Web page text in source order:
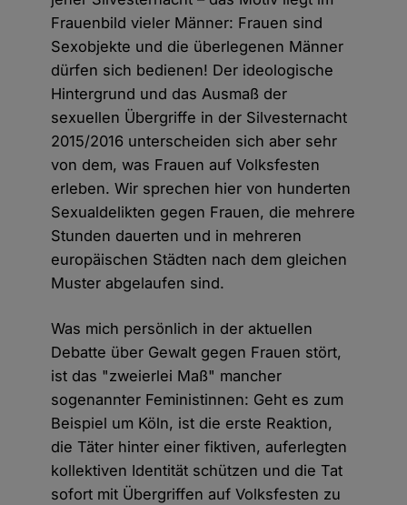
Frauenbild vieler Männer: Frauen sind
Sexobjekte und die überlegenen Männer
dürfen sich bedienen! Der ideologische
Hintergrund und das Ausmaß der
sexuellen Übergriffe in der Silvesternacht
2015/2016 unterscheiden sich aber sehr
von dem, was Frauen auf Volksfesten
erleben. Wir sprechen hier von hunderten
Sexualdelikten gegen Frauen, die mehrere
Stunden dauerten und in mehreren
europäischen Städten nach dem gleichen
Muster abgelaufen sind.
Was mich persönlich in der aktuellen
Debatte über Gewalt gegen Frauen stört,
ist das "zweierlei Maß" mancher
sogenannter Feministinnen: Geht es zum
Beispiel um Köln, ist die erste Reaktion,
die Täter hinter einer fiktiven, auferlegten
kollektiven Identität schützen und die Tat
sofort mit Übergriffen auf Volksfesten zu